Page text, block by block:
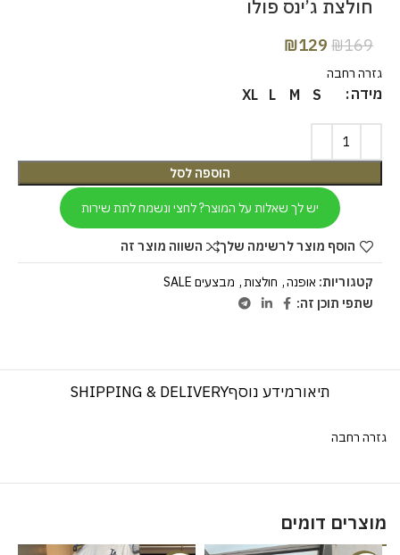
חולצת ג’ינס פולו
₪169
₪129
גזרה רחבה
מידה S
M
L
XL
הוספה לסל
יש לך שאלות על המוצר? לחצי ונשמח לתת שירות
הוסף מוצר לרשימה שלך השווה מוצר זה
קטגוריות: אופנה, חולצות, מבצעים SALE
שתפי תוכן זה:
תיאורמידע נוסףSHIPPING & DELIVERY
גזרה רחבה
מוצרים דומים